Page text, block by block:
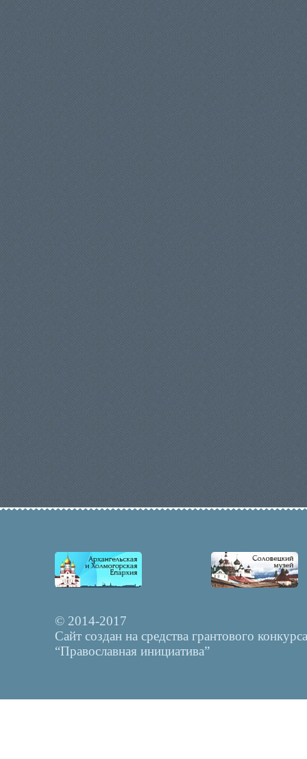
© 2014-2017
Сайт создан на средства грантового конкурса
“Православная инициатива”